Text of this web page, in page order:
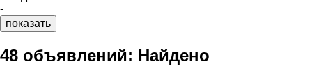
-
показать
48 объявлений: Найдено